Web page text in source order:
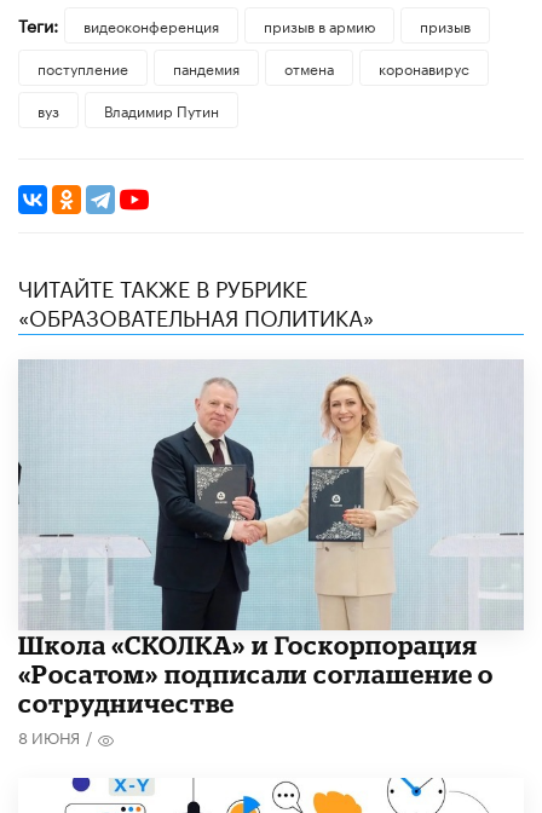
Теги: видеоконференция призыв в армию
призыв
поступление
пандемия отмена
коронавирус
вуз
Владимир Путин
ЧИТАЙТЕ ТАКЖЕ В РУБРИКЕ
«ОБРАЗОВАТЕЛЬНАЯ ПОЛИТИКА»
Школа «СКОЛКА» и Госкорпорация
«Росатом» подписали соглашение о
сотрудничестве
8 ИЮНЯ /